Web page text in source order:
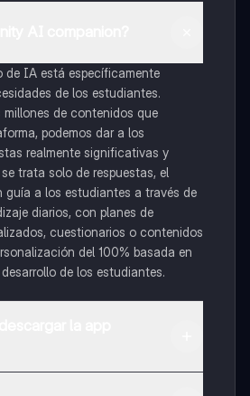
de IA está específicamente
de los estudiantes.
de contenidos que
podemos dar a los
realmente significativas y
trata solo de respuestas, el
guía a los estudiantes a través de
diarios, con planes de
cuestionarios o contenidos
del 100% basada en
de los estudiantes.